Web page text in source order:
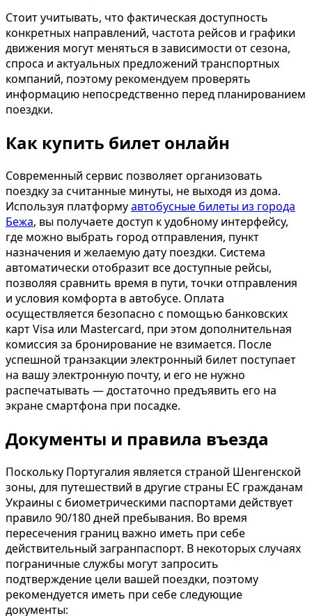
Стоит учитывать, что фактическая доступность
конкретных направлений, частота рейсов и графики
движения могут меняться в зависимости от сезона,
спроса и актуальных предложений транспортных
компаний, поэтому рекомендуем проверять
информацию непосредственно перед планированием
поездки.
Как купить билет онлайн
Современный сервис позволяет организовать
поездку за считанные минуты, не выходя из дома.
Используя платформуавтобусные билеты из города
Бежа, вы получаете доступ к удобному интерфейсу,
где можно выбрать город отправления, пункт
назначения и желаемую дату поездки. Система
автоматически отобразит все доступные рейсы,
позволяя сравнить время в пути, точки отправления
и условия комфорта в автобусе. Оплата
осуществляется безопасно с помощью банковских
карт Visa или Mastercard, при этом дополнительная
комиссия за бронирование не взимается. После
успешной транзакции электронный билет поступает
на вашу электронную почту, и его не нужно
распечатывать — достаточно предъявить его на
экране смартфона при посадке.
Документы и правила въезда
Поскольку Португалия является страной Шенгенской
зоны, для путешествий в другие страны ЕС гражданам
Украины с биометрическими паспортами действует
правило 90/180 дней пребывания. Во время
пересечения границ важно иметь при себе
действительный загранпаспорт. В некоторых случаях
пограничные службы могут запросить
подтверждение цели вашей поездки, поэтому
рекомендуется иметь при себе следующие
документы: